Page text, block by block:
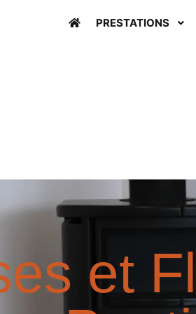
PRESTATIONS
et